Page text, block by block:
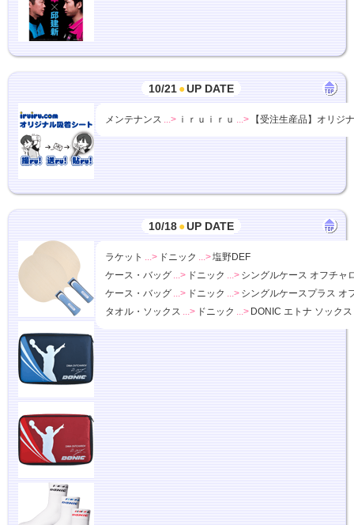
●
10/21 UP DATE
メンテナンス ...> ｉｒｕｉｒｕ ...> 【受注生産品】オリジ
●
10/18 UP DATE
ラケット ...> ドニック ...>塩野DEF
ケース・バッグ ...> ドニック ...> シングルケース オフチャ
ケース・バッグ ...> ドニック ...> シングルケースプラス オ
タオル・ソックス ...> ドニック ...> DONIC エトナ ソックス